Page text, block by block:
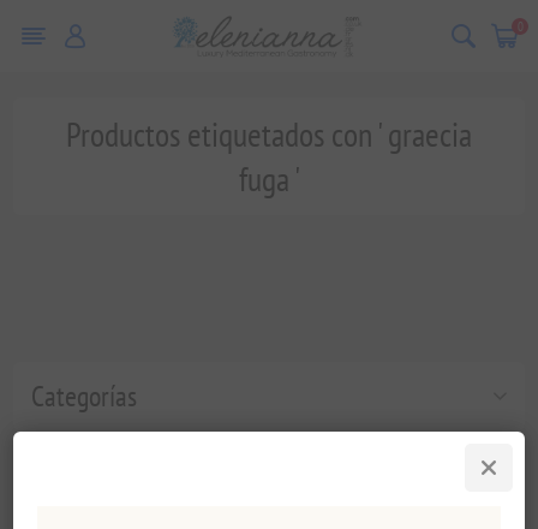
0
Categorías
Productos etiquetados con ' graecia
fuga '